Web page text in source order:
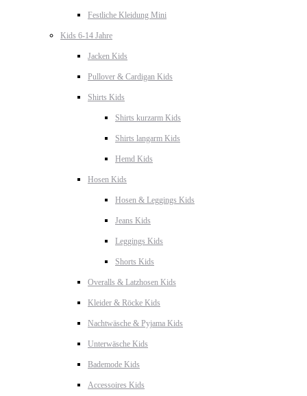
Festliche Kleidung Mini
Kids 6-14 Jahre
Jacken Kids
Pullover & Cardigan Kids
Shirts Kids
Shirts kurzarm Kids
Shirts langarm Kids
Hemd Kids
Hosen Kids
Hosen & Leggings Kids
Jeans Kids
Leggings Kids
Shorts Kids
Overalls & Latzhosen Kids
Kleider & Röcke Kids
Nachtwäsche & Pyjama Kids
Unterwäsche Kids
Bademode Kids
Accessoires Kids